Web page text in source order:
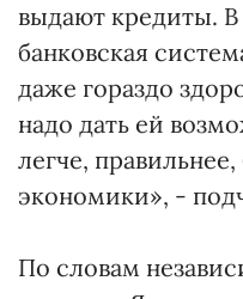
выдают кредиты.
банковская
даже гораздо
надо дать ей
легче,
экономики», -
По словам